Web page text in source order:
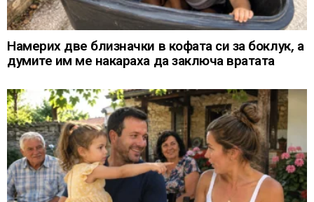
Намерих две близначки в кофата си за боклук, а
думите им ме накараха да заключа вратата